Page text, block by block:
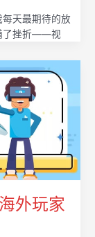
天最期待的放
了挫折——视
外玩家